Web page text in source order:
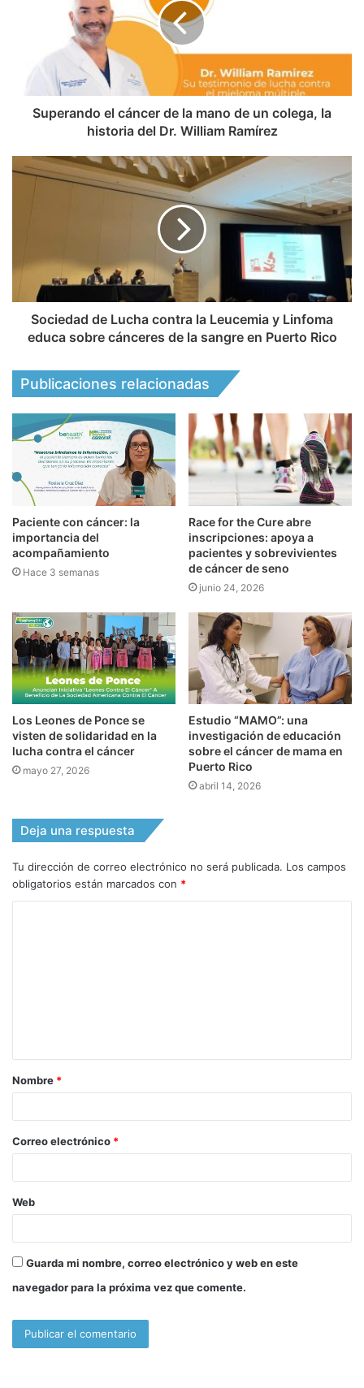
Superando el cáncer de la mano de un colega, la
historia del Dr. William Ramírez
Sociedad de Lucha contra la Leucemia y Linfoma
educa sobre cánceres de la sangre en Puerto Rico
Publicaciones relacionadas
Paciente con cáncer: la
importancia del
acompañamiento
Hace 3 semanas
Race for the Cure abre
inscripciones: apoya a
pacientes y sobrevivientes
de cáncer de seno
junio 24, 2026
Los Leones de Ponce se
visten de solidaridad en la
lucha contra el cáncer
mayo 27, 2026
Estudio “MAMO”: una
investigación de educación
sobre el cáncer de mama en
Puerto Rico
abril 14, 2026
Deja una respuesta
Tu dirección de correo electrónico no será publicada. Los campos
obligatorios están marcados con *
a
r
*
Nombre *
Correo electrónico *
Web
Guarda mi nombre, correo electrónico y web en este
navegador para la próxima vez que comente.